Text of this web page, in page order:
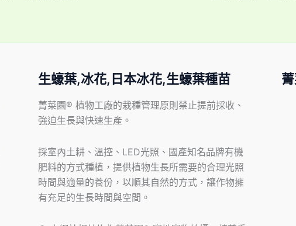
生蠔葉,冰花,日本冰花,生蠔葉種苗
菁菜園® 植物工廠的栽種管理原則禁止提前採收、
強迫生長與快速生產。
採室內土耕、溫控、LED光照、國產知名品牌有機
肥料的方式種植，提供植物生長所需要的合理光照
時間與適量的養份，以順其自然的方式，讓作物擁
有充足的生長時間與空間。